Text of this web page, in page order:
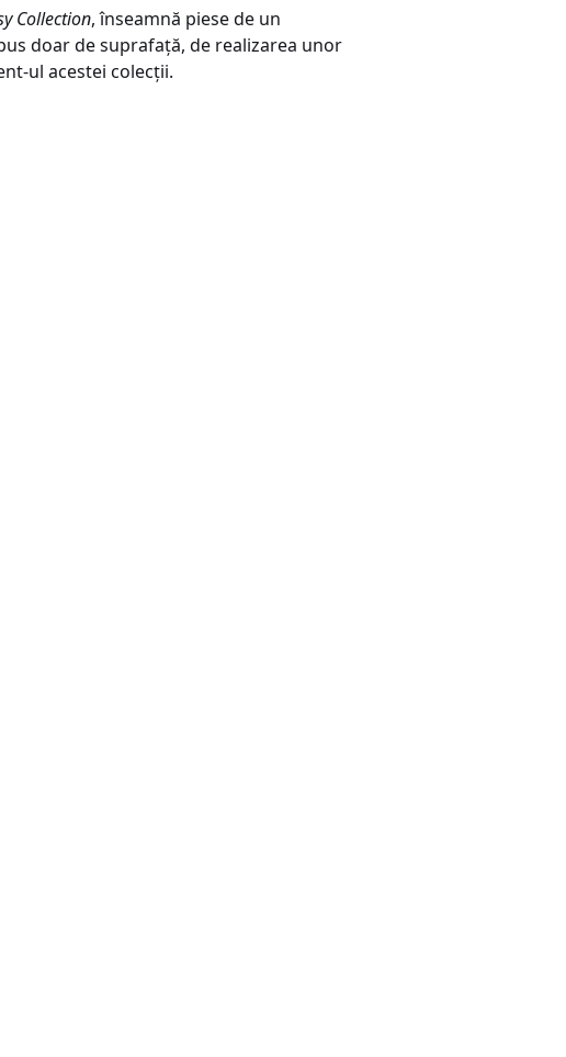
Collection, înseamnă piese de un
doar de suprafaţă, de realizarea unor
ul acestei colecţii.